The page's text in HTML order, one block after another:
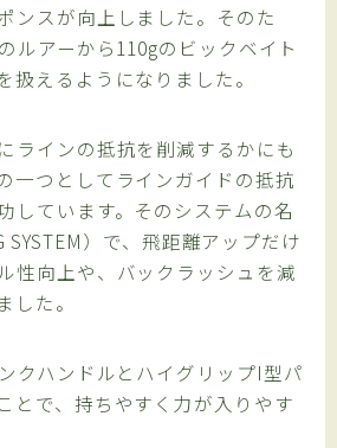
ンスが向上しました。そのた
ルアーから110gのビックベイト
扱えるようになりました。
ラインの抵抗を削減するかにも
一つとしてラインガイドの抵抗
しています。そのシステムの名
SYSTEM）で、飛距離アップだけ
性向上や、バックラッシュを減
した。
クハンドルとハイグリップI型パ
とで、持ちやすく力が入りやす